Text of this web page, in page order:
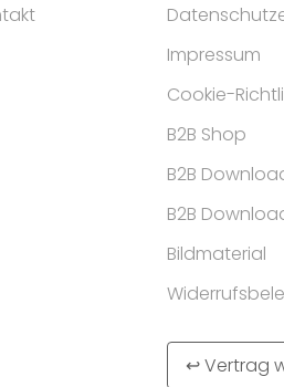
Impressum
Cookie-
B2B Shop
B2B
B2B
Bildmaterial
↩ Vertrag